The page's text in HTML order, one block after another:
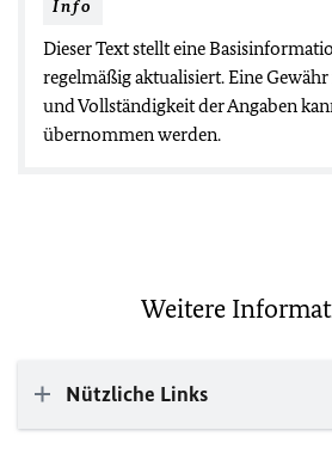
Info
Dieser Text stellt eine
regelmäßig aktualisiert. Eine
und Vollständigkeit der Angaben
übernommen werden.
Weitere
Nützliche Links